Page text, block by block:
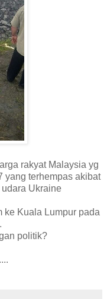
rakyat Malaysia yg
yang terhempas akibat
Ukraine
ke Kuala Lumpur pada
politik?